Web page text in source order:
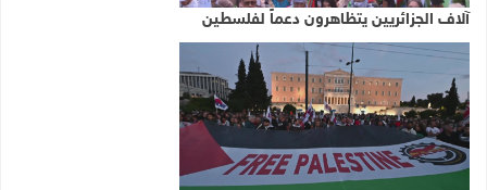
آلاف الجزائريين يتظاهرون دعماً لفلسطين